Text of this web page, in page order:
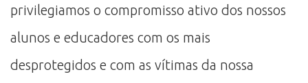
privilegiamos o compromisso ativo dos nossos
alunos e educadores com os mais
desprotegidos e com as vítimas da nossa